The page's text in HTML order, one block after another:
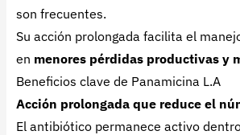
son frecuentes.
Su acción prolongada facilita el
en menores pérdidas productivas y
Beneficios clave de Panamicina L.A
Acción prolongada que reduce el
El antibiótico permanece activo